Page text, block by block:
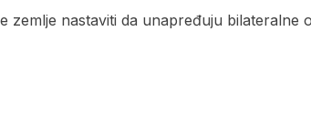
zemlje nastaviti da unapređuju bilateralne